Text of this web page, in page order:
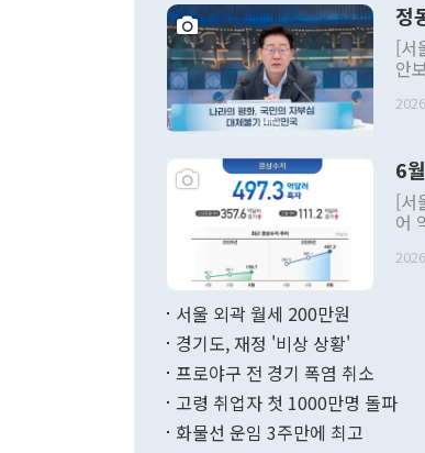
정
[서
안
발
주
관
관
관
다. [정동영 통일부 장관이 지난달 23일 오후 서울 종로구 정부서울청사에
무
6
[서
어
료=한국은행] 한
며
서울 외곽 월세 200만원
경기도, 재정 '비상 상황'
프로야구 전 경기 폭염 취소
고령 취업자 첫 1000만명 돌파
화물선 운임 3주만에 최고